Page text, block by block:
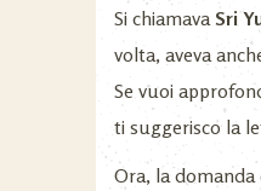
Si chiamava Sri
volta, aveva
Se vuoi
ti suggerisco la
Ora, la domanda